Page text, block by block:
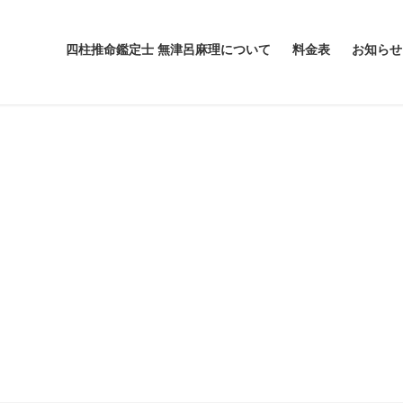
四柱推命鑑定士 無津呂麻理について 料金表 お知らせ